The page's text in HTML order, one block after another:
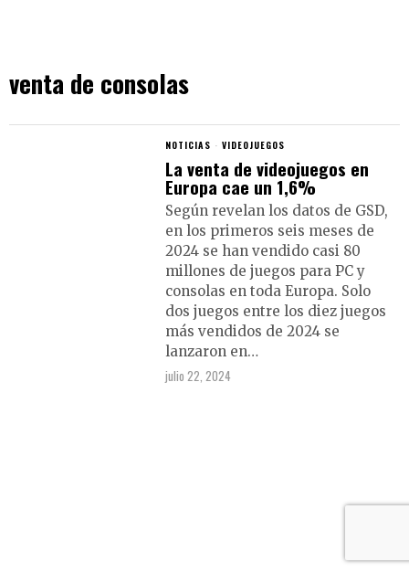
venta de consolas
NOTICIAS · VIDEOJUEGOS
La venta de videojuegos en
Europa cae un 1,6%
Según revelan los datos de GSD,
en los primeros seis meses de
2024 se han vendido casi 80
millones de juegos para PC y
consolas en toda Europa. Solo
dos juegos entre los diez juegos
más vendidos de 2024 se
lanzaron en…
julio 22, 2024